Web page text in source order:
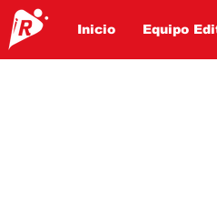
Inicio Equipo